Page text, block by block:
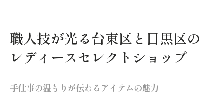
職人技が光る台東区と目黒区の
レディースセレクトショップ
手仕事の温もりが伝わるアイテムの魅力